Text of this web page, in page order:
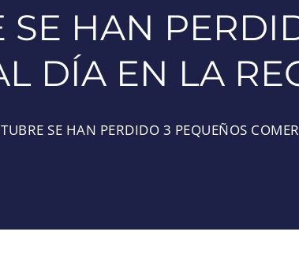
SE HAN
DÍA EN LA
SE HAN PERDIDO 3 PEQUEÑOS